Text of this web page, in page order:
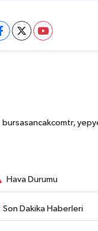
bursasancakcomtr,
Hava Durumu
Son Dakika Haberleri